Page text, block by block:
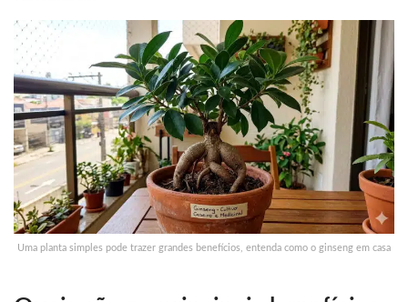
Uma planta simples pode trazer grandes benefícios, entenda como o ginseng em casa